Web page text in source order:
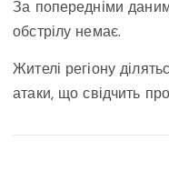
За попередніми
обстрілу немає.
Жителі регіону
атаки, що свідчить